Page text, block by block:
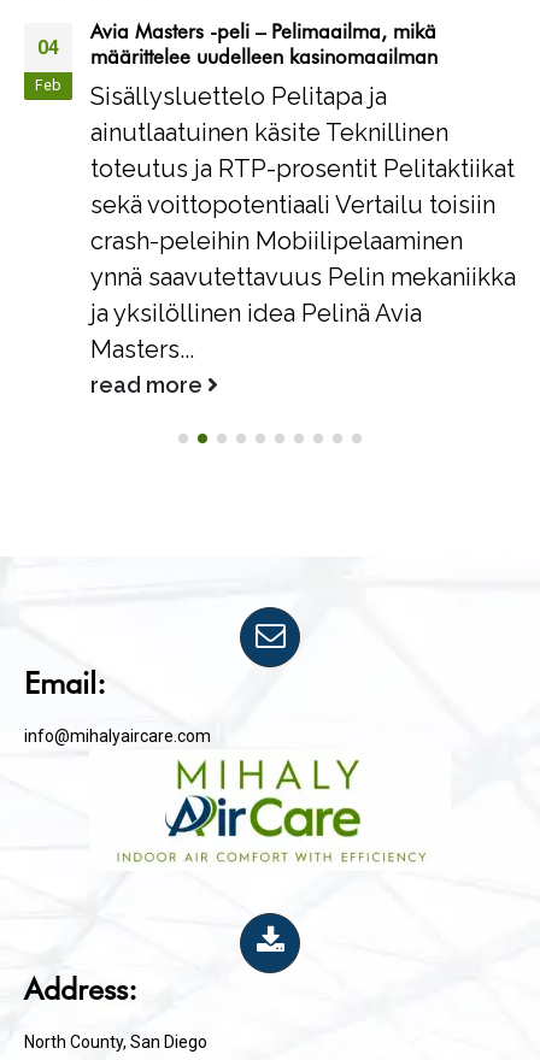
04
Feb
Avia Masters -peli – Pelimaailma, mikä
määrittelee uudelleen kasinomaailman
Sisällysluettelo Pelitapa ja
ainutlaatuinen käsite Teknillinen
toteutus ja RTP-prosentit Pelitaktiikat
sekä voittopotentiaali Vertailu toisiin
crash-peleihin Mobiilipelaaminen
ynnä saavutettavuus Pelin mekaniikka
ja yksilöllinen idea Pelinä Avia
Masters...
read more
Email:
info@mihalyaircare.com
Address:
North County, San Diego